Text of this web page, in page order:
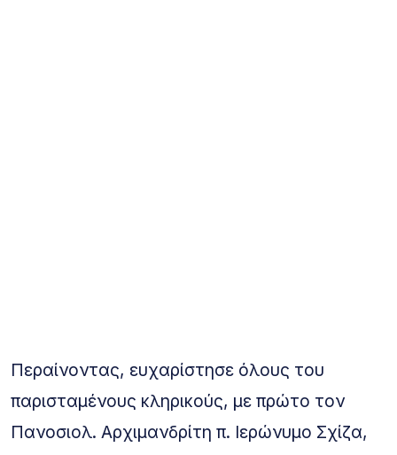
Περαίνοντας, ευχαρίστησε όλους του
παρισταμένους κληρικούς, με πρώτο τον
Πανοσιολ. Αρχιμανδρίτη π. Ιερώνυμο Σχίζα,